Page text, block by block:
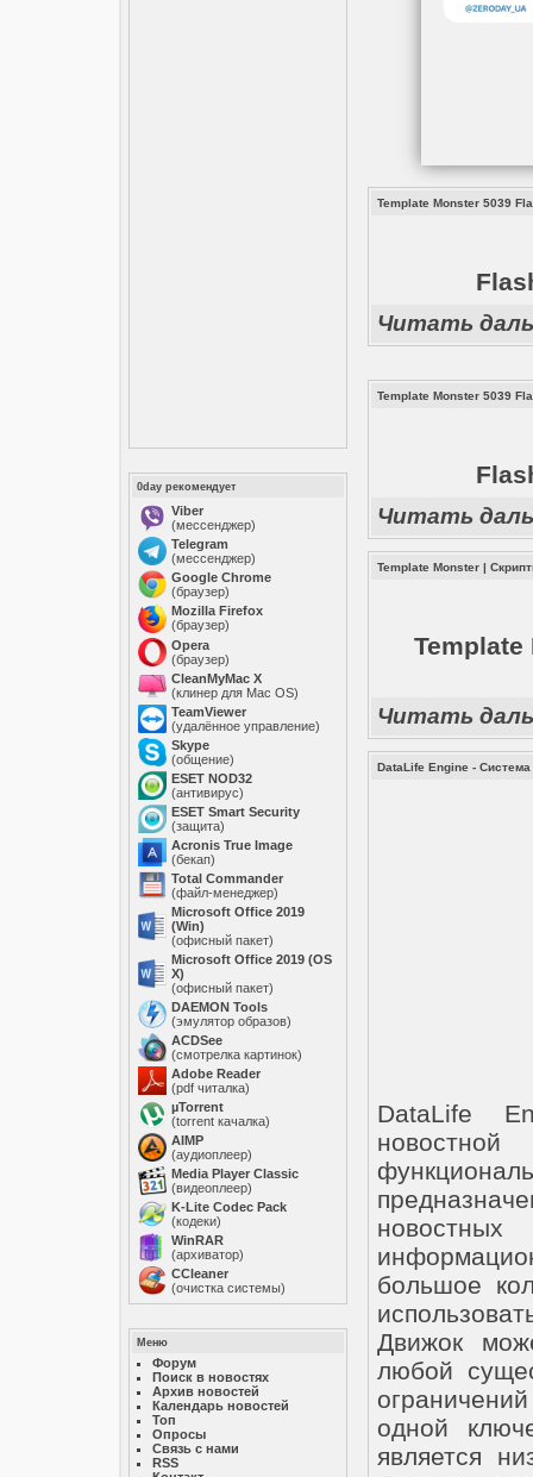
0day рекомендует
Viber
(мессенджер)
Telegram
(мессенджер)
Google Chrome
(браузер)
Mozilla Firefox
(браузер)
Opera
(браузер)
CleanMyMac X
(клинер для Mac OS)
TeamViewer
(удалённое управление)
Skype
(общение)
ESET NOD32
(антивирус)
ESET Smart Security
(защита)
Acronis True Image
(бекап)
Total Commander
(файл-менеджер)
Microsoft Office 2019
(Win)
(офисный пакет)
Microsoft Office 2019 (OS
X)
(офисный пакет)
DAEMON Tools
(эмулятор образов)
ACDSee
(смотрелка картинок)
Adobe Reader
(pdf читалка)
µTorrent
(torrent качалка)
AIMP
(аудиоплеер)
Media Player Classic
(видеоплеер)
K-Lite Codec Pack
(кодеки)
WinRAR
(архиватор)
ССleaner
(очистка системы)
Меню
Форум
Поиск в новостях
Архив новостей
Календарь новостей
Топ
Опросы
Связь с нами
RSS
Template Monster 5039
Читать
Template Monster 5039
Читать
Template Monster |
Template
Читать
DataLife Engine -
DataLife
большое
Движок
любой
одной
является